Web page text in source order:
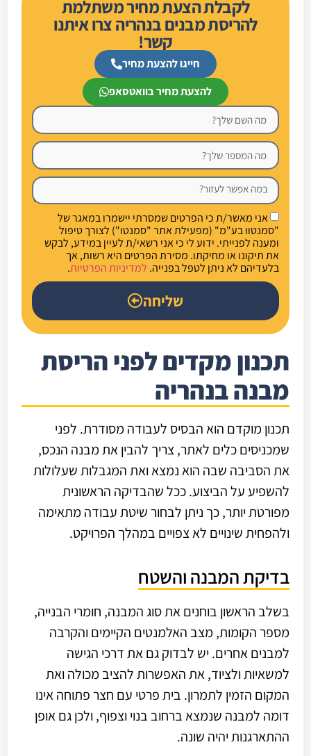
לקבלת הצעת מחיר משתלמת
להריסת מבנים בנהריה צרו איתנו
קשר!
חייגו להצעת מחיר
להצעת מחיר בוואטסאפ
אני מאשר/ת כי הפרטים שמסרתי יישמרו במאגר של
"סמנטוו בע"מ" (מפעילת אתר "סמנטו") לצורך טיפול
ומענה לפנייתי. ידוע לי כי אני רשאי/ת לעיין במידע, לבקש
את תיקונו או מחיקתו. מסירת הפרטים היא רשות, אך
בלעדיהם לא ניתן לטפל בפנייה. למדיניות הפרטיות.
שליחה
תכנון מקדים לפני הריסת
מבנה בנהריה
תכנון מוקדם הוא הבסיס לעבודה מסודרת. לפני
שמכניסים כלים לאתר, צריך להבין את מבנה הנכס,
את הסביבה שבה הוא נמצא ואת המגבלות שעלולות
להשפיע על הביצוע. ככל שהבדיקה הראשונית
מפורטת יותר, כך ניתן לבחור שיטת עבודה מתאימה
ולהפחית שינויים לא צפויים במהלך הפרויקט.
בדיקת המבנה והשטח
בשלב הראשון בוחנים את סוג המבנה, חומרי הבנייה,
מספר הקומות, מצב האלמנטים הקיימים והקרבה
למבנים אחרים. יש לבדוק גם את דרכי הגישה
למשאיות ולציוד, את האפשרות להציב מכולה ואת
המקום הזמין לתמרון. בית פרטי עם חצר פתוחה אינו
דומה למבנה שנמצא ברחוב בנוי וצפוף, ולכן גם אופן
ההתארגנות יהיה שונה.